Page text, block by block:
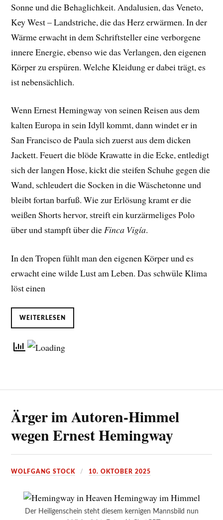
Sonne und die Behaglichkeit. Andalusien, das Veneto,
Key West – Landstriche, die das Herz erwärmen. In der
Wärme erwacht in dem Schriftsteller eine verborgene
innere Energie, ebenso wie das Verlangen, den eigenen
Körper zu erspüren. Welche Kleidung er dabei trägt, es
ist nebensächlich.
Wenn Ernest Hemingway von seinen Reisen aus dem
kalten Europa in sein Idyll kommt, dann windet er in
San Francisco de Paula sich zuerst aus dem dicken
Jackett. Feuert die blöde Krawatte in die Ecke, entledigt
sich der langen Hose, kickt die steifen Schuhe gegen die
Wand, schleudert die Socken in die Wäschetonne und
bleibt fortan barfuß. Wie zur Erlösung kramt er die
weißen Shorts hervor, streift ein kurzärmeliges Polo
über und stampft über dieFinca Vigía.
In den Tropen fühlt man den eigenen Körper und es
erwacht eine wilde Lust am Leben. Das schwüle Klima
löst einen
WEITERLESEN
Ärger im Autoren-Himmel
wegen Ernest Hemingway
WOLFGANG STOCK 10. OKTOBER 2025
Der Heiligenschein steht diesem kernigen Mannsbild nun